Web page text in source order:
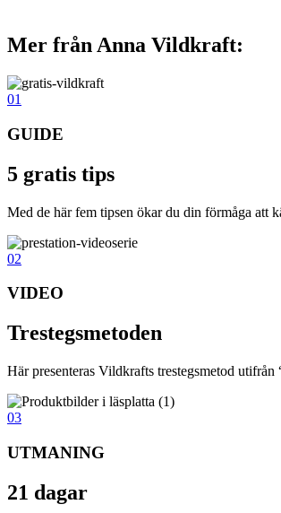
Mer från Anna Vildkraft:
01
GUIDE
5 gratis tips
Med de här fem tipsen ökar du din förmåga att
02
VIDEO
Trestegsmetoden
Här presenteras Vildkrafts trestegsmetod
03
UTMANING
21 dagar